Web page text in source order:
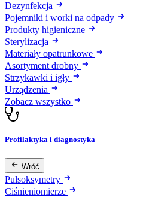
Dezynfekcja
Pojemniki i worki na odpady
Produkty higieniczne
Sterylizacja
Materiały opatrunkowe
Asortyment drobny
Strzykawki i igły
Urządzenia
Zobacz wszystko
Profilaktyka i diagnostyka
Wróć
Pulsoksymetry
Ciśnieniomierze